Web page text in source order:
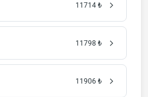
11714 ₺
11798 ₺
11906 ₺